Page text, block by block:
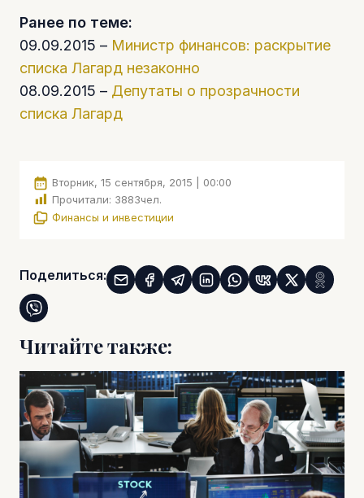
Ранее по теме:
09.09.2015 – Министр финансов: раскрытие
списка Лагард незаконно
08.09.2015 – Депутаты о прозрачности
списка Лагард
Вторник, 15 сентября, 2015 | 00:00
Прочитали: 3883чел.
Финансы и инвестиции
Поделиться:
Читайте также: